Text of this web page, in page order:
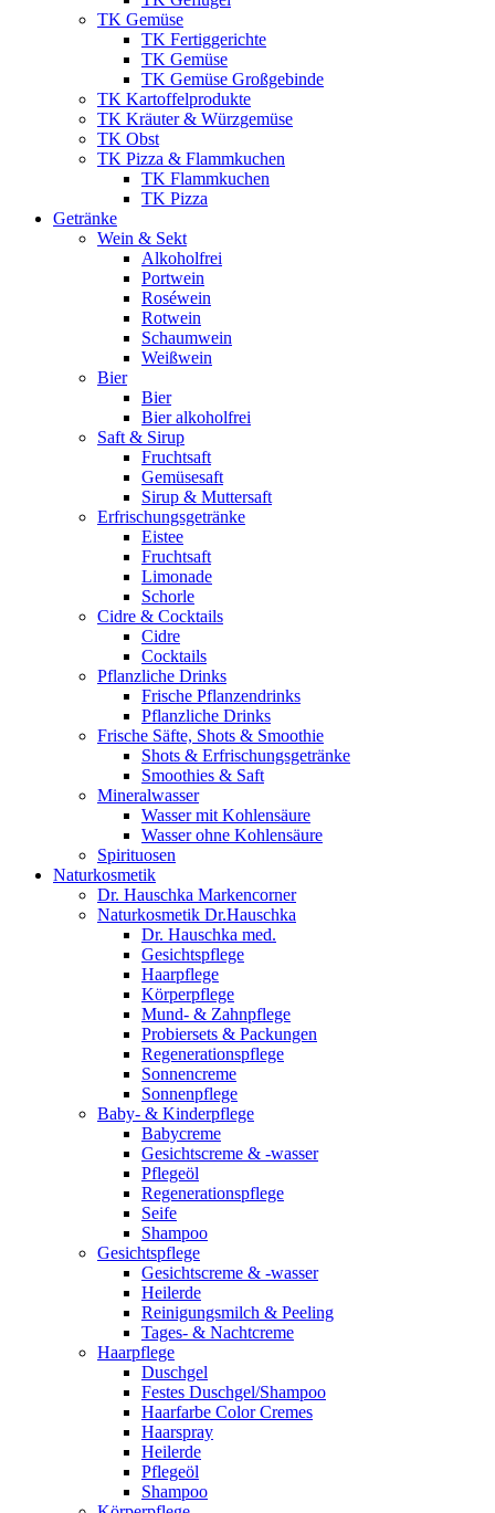
TK Gemüse
TK Fertiggerichte
TK Gemüse
TK Gemüse Großgebinde
TK Kartoffelprodukte
TK Kräuter & Würzgemüse
TK Obst
TK Pizza & Flammkuchen
TK Flammkuchen
TK Pizza
Getränke
Wein & Sekt
Alkoholfrei
Portwein
Roséwein
Rotwein
Schaumwein
Weißwein
Bier
Bier
Bier alkoholfrei
Saft & Sirup
Fruchtsaft
Gemüsesaft
Sirup & Muttersaft
Erfrischungsgetränke
Eistee
Fruchtsaft
Limonade
Schorle
Cidre & Cocktails
Cidre
Cocktails
Pflanzliche Drinks
Frische Pflanzendrinks
Pflanzliche Drinks
Frische Säfte, Shots & Smoothie
Shots & Erfrischungsgetränke
Smoothies & Saft
Mineralwasser
Wasser mit Kohlensäure
Wasser ohne Kohlensäure
Spirituosen
Naturkosmetik
Dr. Hauschka Markencorner
Naturkosmetik Dr.Hauschka
Dr. Hauschka med.
Gesichtspflege
Haarpflege
Körperpflege
Mund- & Zahnpflege
Probiersets & Packungen
Regenerationspflege
Sonnencreme
Sonnenpflege
Baby- & Kinderpflege
Babycreme
Gesichtscreme & -wasser
Pflegeöl
Regenerationspflege
Seife
Shampoo
Gesichtspflege
Gesichtscreme & -wasser
Heilerde
Reinigungsmilch & Peeling
Tages- & Nachtcreme
Haarpflege
Duschgel
Festes Duschgel/Shampoo
Haarfarbe Color Cremes
Haarspray
Heilerde
Pflegeöl
Shampoo